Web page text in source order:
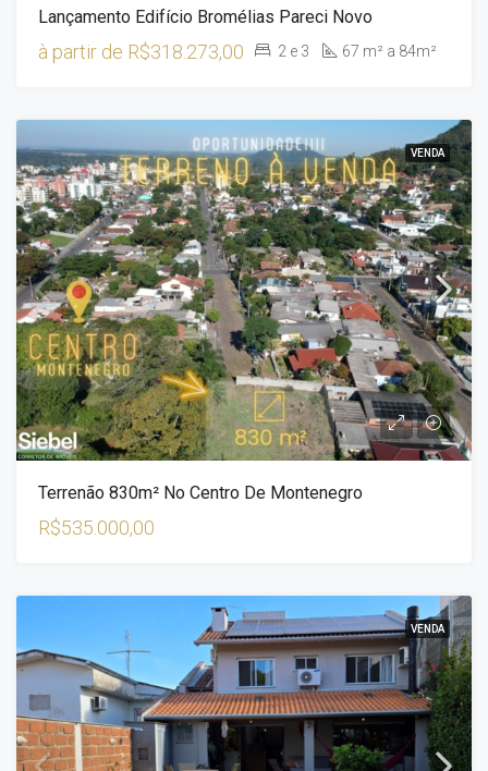
Lançamento Edifício Bromélias Pareci Novo
à partir de R$318.273,00 2 e 3 67 m² a 84m²
VENDA
Terrenão 830m² No Centro De Montenegro
R$535.000,00
VENDA